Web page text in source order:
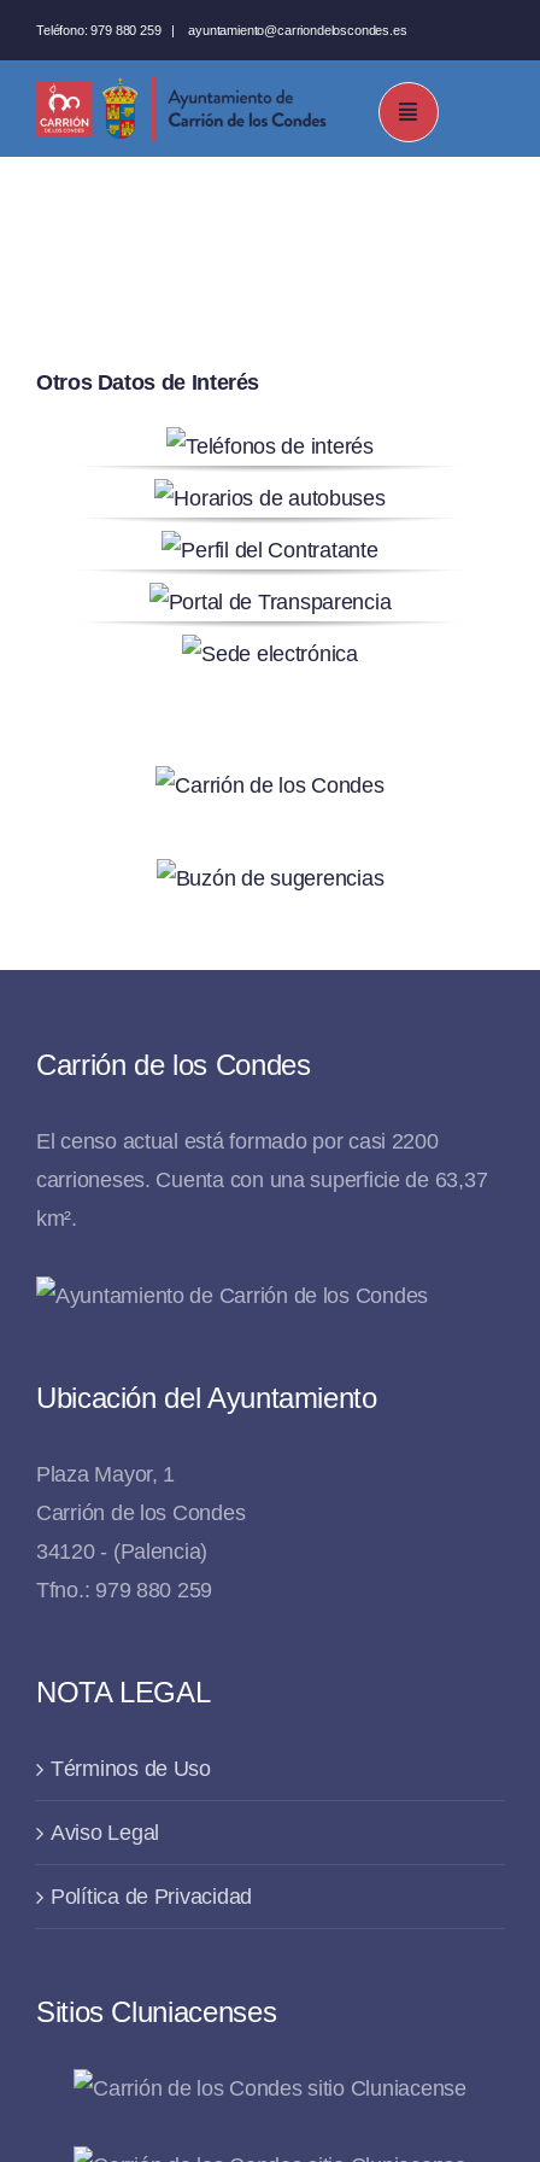
al
contenido
Teléfono: 979 880 259 |ayuntamiento@carriondeloscondes.es
Otros Datos de Interés
Carrión de los Condes
El censo actual está formado por casi 2200
carrioneses. Cuenta con una superficie de 63,37
km².
Ubicación del Ayuntamiento
Plaza Mayor, 1
Carrión de los Condes
34120 - (Palencia)
Tfno.: 979 880 259
NOTA LEGAL
Términos de Uso
Aviso Legal
Política de Privacidad
Sitios Cluniacenses